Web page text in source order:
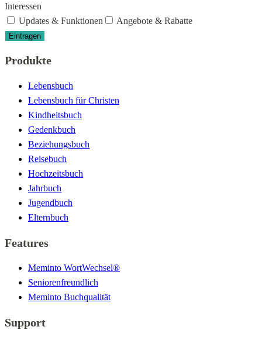
Interessen
Updates & Funktionen
Angebote & Rabatte
Eintragen
Produkte
Lebensbuch
Lebensbuch für Christen
Kindheitsbuch
Gedenkbuch
Beziehungsbuch
Reisebuch
Hochzeitsbuch
Jahrbuch
Jugendbuch
Elternbuch
Features
Meminto WortWechsel®
Seniorenfreundlich
Meminto Buchqualität
Support